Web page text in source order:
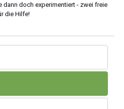
dann doch experimentiert - zwei freie
die Hilfe!